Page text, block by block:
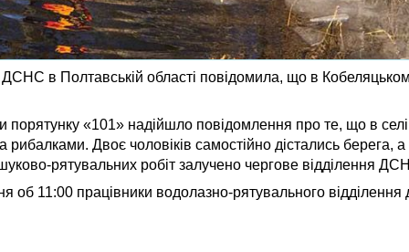
в Полтавській області повідомила, що в
«101» надійшло повідомлення про те, що в селі
Двоє чоловіків самостійно дістались берега,
робіт залучено чергове відділення
об 11:00 працівники водолазно-рятувального відділення